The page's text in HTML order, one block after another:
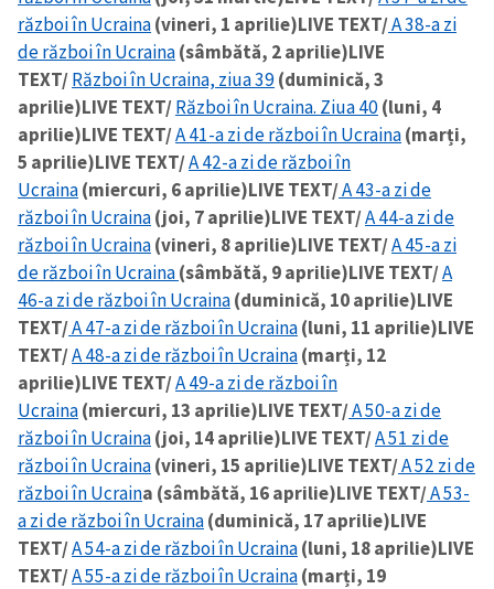
război în Ucraina(vineri, 1 aprilie)LIVE TEXT/A 38-a zi
de război în Ucraina(sâmbătă, 2 aprilie)LIVE
TEXT/Război în Ucraina, ziua 39(duminică, 3
aprilie)LIVE TEXT/Război în Ucraina. Ziua 40(luni, 4
aprilie)LIVE TEXT/A 41-a zi de război în Ucraina(marți,
5 aprilie)LIVE TEXT/A 42-a zi de război în
Ucraina(miercuri, 6 aprilie)LIVE TEXT/A 43-a zi de
război în Ucraina(joi, 7 aprilie)LIVE TEXT/A 44-a zi de
război în Ucraina(vineri, 8 aprilie)LIVE TEXT/A 45-a zi
de război în Ucraina(sâmbătă, 9 aprilie)LIVE TEXT/A
46-a zi de război în Ucraina(duminică, 10 aprilie)LIVE
TEXT/A 47-a zi de război în Ucraina(luni, 11 aprilie)LIVE
TEXT/A 48-a zi de război în Ucraina(marți, 12
aprilie)LIVE TEXT/A 49-a zi de război în
Ucraina(miercuri, 13 aprilie)LIVE TEXT/A 50-a zi de
război în Ucraina(joi, 14 aprilie)LIVE TEXT/A 51 zi de
război în Ucraina(vineri, 15 aprilie)LIVE TEXT/A 52 zi de
război în Ucraina (sâmbătă, 16 aprilie)LIVE TEXT/A 53-
a zi de război în Ucraina(duminică, 17 aprilie)LIVE
TEXT/A 54-a zi de război în Ucraina(luni, 18 aprilie)LIVE
TEXT/A 55-a zi de război în Ucraina(marți, 19